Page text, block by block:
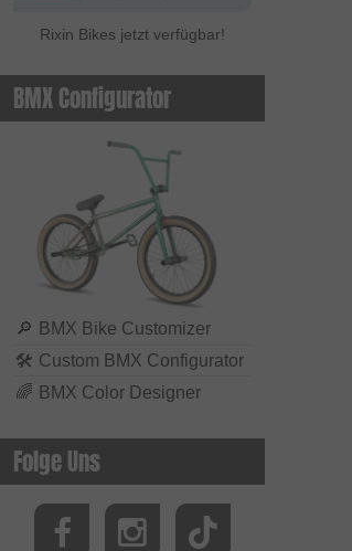
Rixin Bikes jetzt verfügbar!
BMX Configurator
🔎 BMX Bike Customizer
🛠 Custom BMX Configurator
🌈 BMX Color Designer
Folge Uns